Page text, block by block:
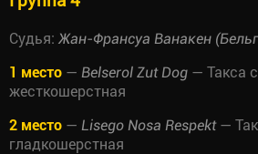
Судья: Жан-Франсуа Ванакен
1 место — Belserol Zut Dog — Такса
жесткошерстная
2 место — Lisego Nosa Respekt—
гладкошерстная